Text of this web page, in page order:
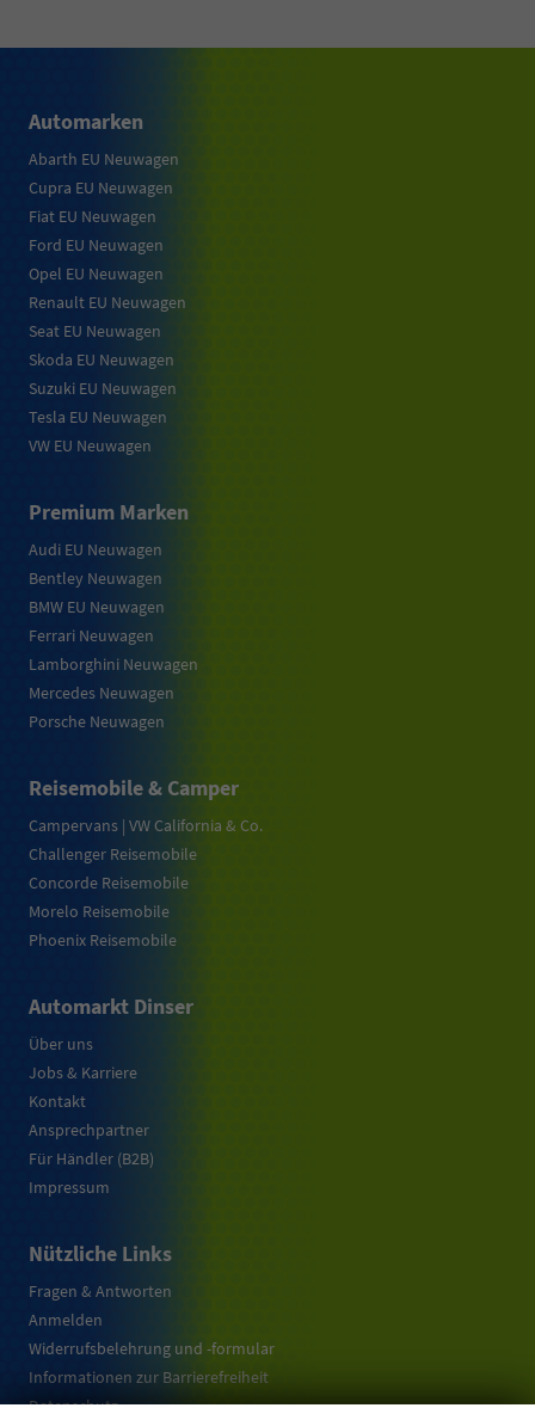
Automarken
Abarth EU Neuwagen
Cupra EU Neuwagen
Fiat EU Neuwagen
Ford EU Neuwagen
Opel EU Neuwagen
Renault EU Neuwagen
Seat EU Neuwagen
Skoda EU Neuwagen
Suzuki EU Neuwagen
Tesla EU Neuwagen
VW EU Neuwagen
Premium Marken
Audi EU Neuwagen
Bentley Neuwagen
BMW EU Neuwagen
Ferrari Neuwagen
Lamborghini Neuwagen
Mercedes Neuwagen
Porsche Neuwagen
Reisemobile & Camper
Campervans | VW California & Co.
Challenger Reisemobile
Concorde Reisemobile
Morelo Reisemobile
Phoenix Reisemobile
Automarkt Dinser
Über uns
Jobs & Karriere
Kontakt
Ansprechpartner
Für Händler (B2B)
Impressum
Nützliche Links
Fragen & Antworten
Anmelden
Widerrufsbelehrung und -formular
Informationen zur Barrierefreiheit